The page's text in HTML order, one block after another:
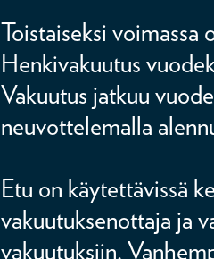
Toistaiseksi voimassa
Henkivakuutus
Vakuutus jatkuu
neuvottelemalla
Etu on käytettävissä
vakuutuksenottaja ja
vakuutuksiin.